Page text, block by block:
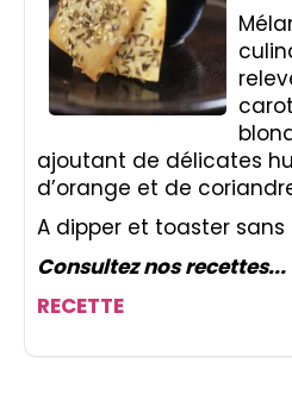
ajoutant de délicates
d’orange et de
A dipper et toaster
Consultez nos recettes...
RECETTE